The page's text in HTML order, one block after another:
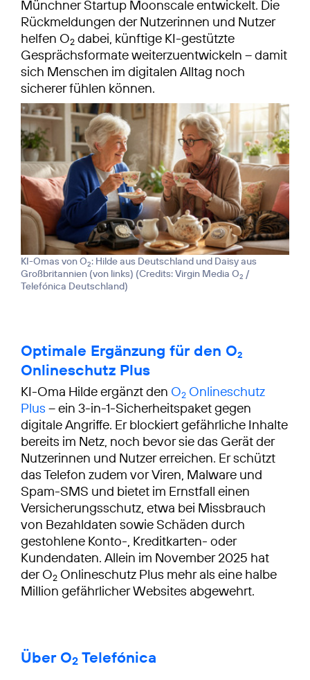
Münchner Startup Moonscale entwickelt. Die
Rückmeldungen der Nutzerinnen und Nutzer
helfen O2 dabei, künftige KI-gestützte
Gesprächsformate weiterzuentwickeln – damit
sich Menschen im digitalen Alltag noch
sicherer fühlen können.
KI-Omas von O2: Hilde aus Deutschland und Daisy aus
Großbritannien (von links) (Credits: Virgin Media O2 /
Telefónica Deutschland)
Optimale Ergänzung für den O2
Onlineschutz Plus
KI-Oma Hilde ergänzt den O2 Onlineschutz
Plus – ein 3-in-1-Sicherheitspaket gegen
digitale Angriffe. Er blockiert gefährliche Inhalte
bereits im Netz, noch bevor sie das Gerät der
Nutzerinnen und Nutzer erreichen. Er schützt
das Telefon zudem vor Viren, Malware und
Spam-SMS und bietet im Ernstfall einen
Versicherungsschutz, etwa bei Missbrauch
von Bezahldaten sowie Schäden durch
gestohlene Konto-, Kreditkarten- oder
Kundendaten. Allein im November 2025 hat
der O2 Onlineschutz Plus mehr als eine halbe
Million gefährlicher Websites abgewehrt.
Über O2 Telefónica